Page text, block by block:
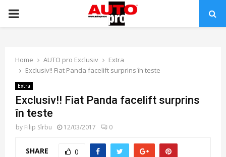
PRIMARY
Home AUTO pro Exclusiv
Extra
Exclusiv!! Fiat Panda facelift surprins în teste
Extra
Exclusiv!! Fiat Panda facelift surprins
în teste
by Filip Sîrbu 12/03/2017 0
SHARE 0